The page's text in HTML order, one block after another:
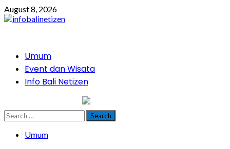
Skip
to
August 8, 2026
PrimaryUmum
Event dan Wisata
Info Bali Netizen
Search
for:
Umum